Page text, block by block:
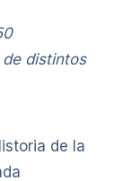
distintos
de la